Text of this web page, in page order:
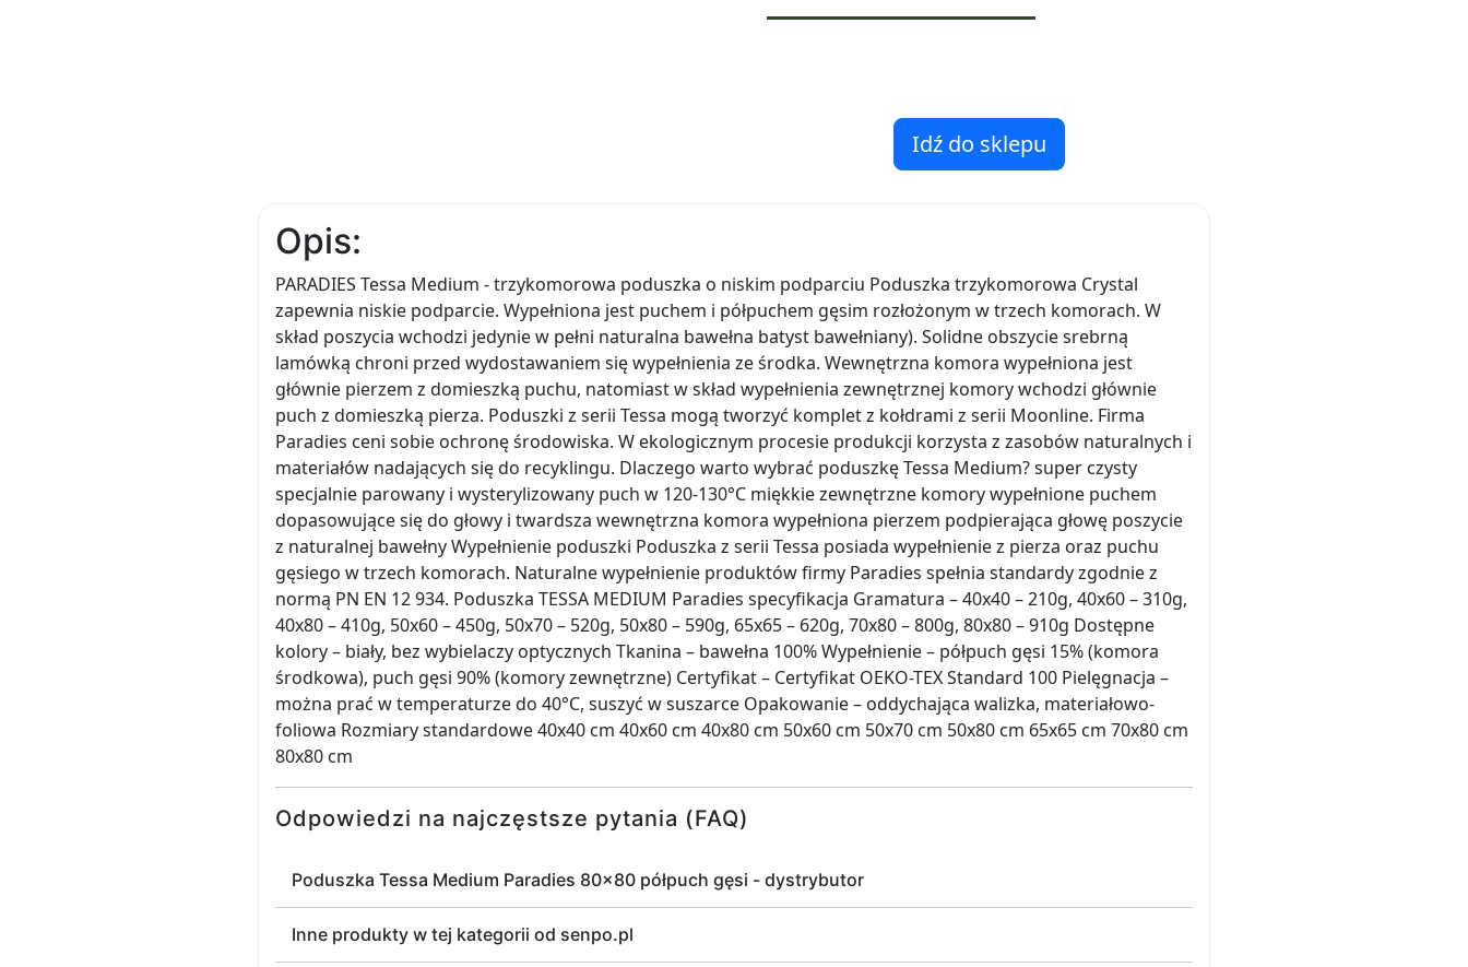
Idź do sklepu
Opis:
PARADIES Tessa Medium - trzykomorowa poduszka o niskim podparciu Poduszka trzykomorowa Crystal
zapewnia niskie podparcie. Wypełniona jest puchem i półpuchem gęsim rozłożonym w trzech komorach. W
skład poszycia wchodzi jedynie w pełni naturalna bawełna batyst bawełniany). Solidne obszycie srebrną
lamówką chroni przed wydostawaniem się wypełnienia ze środka. Wewnętrzna komora wypełniona jest
głównie pierzem z domieszką puchu, natomiast w skład wypełnienia zewnętrznej komory wchodzi głównie
puch z domieszką pierza. Poduszki z serii Tessa mogą tworzyć komplet z kołdrami z serii Moonline. Firma
Paradies ceni sobie ochronę środowiska. W ekologicznym procesie produkcji korzysta z zasobów naturalnych i
materiałów nadających się do recyklingu. Dlaczego warto wybrać poduszkę Tessa Medium? super czysty
specjalnie parowany i wysterylizowany puch w 120-130°C miękkie zewnętrzne komory wypełnione puchem
dopasowujące się do głowy i twardsza wewnętrzna komora wypełniona pierzem podpierająca głowę poszycie
z naturalnej bawełny Wypełnienie poduszki Poduszka z serii Tessa posiada wypełnienie z pierza oraz puchu
gęsiego w trzech komorach. Naturalne wypełnienie produktów firmy Paradies spełnia standardy zgodnie z
normą PN EN 12 934. Poduszka TESSA MEDIUM Paradies specyfikacja Gramatura – 40x40 – 210g, 40x60 – 310g,
40x80 – 410g, 50x60 – 450g, 50x70 – 520g, 50x80 – 590g, 65x65 – 620g, 70x80 – 800g, 80x80 – 910g Dostępne
kolory – biały, bez wybielaczy optycznych Tkanina – bawełna 100% Wypełnienie – półpuch gęsi 15% (komora
środkowa), puch gęsi 90% (komory zewnętrzne) Certyfikat – Certyfikat OEKO-TEX Standard 100 Pielęgnacja –
można prać w temperaturze do 40°C, suszyć w suszarce Opakowanie – oddychająca walizka, materiałowo-
foliowa Rozmiary standardowe 40x40 cm 40x60 cm 40x80 cm 50x60 cm 50x70 cm 50x80 cm 65x65 cm 70x80 cm
80x80 cm
Odpowiedzi na najczęstsze pytania (FAQ)
Poduszka Tessa Medium Paradies 80x80 półpuch gęsi - dystrybutor
Inne produkty w tej kategorii od senpo.pl